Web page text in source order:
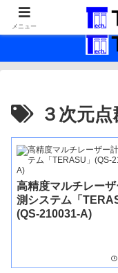
最新
３次元
高精度マルチレー
測システム「
(QS-210031-A)
メニュー